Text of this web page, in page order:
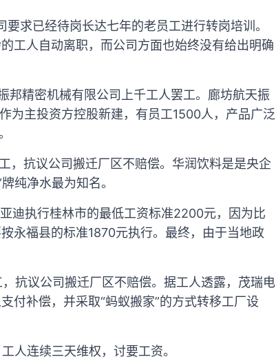
求已经待岗长达七年的老员工进行转岗培训。
工人自动离职，而公司方面也始终没有给出明确
邦精密机械有限公司上千工人罢工。廊坊航天振
为主投资方控股新建，有员工1500人，产品广泛
，抗议公司搬迁厂区不赔偿。华润饮料是是央企
纯净水最为知名。
迪执行桂林市的最低工资标准2200元，因为比
永福县的标准1870元执行。最终，由于当地政
抗议公司搬迁厂区不赔偿。据工人透露，茂瑞电
付补偿，并采取“蚂蚁搬家”的方式转移工厂设
人连续三天维权，讨要工资。